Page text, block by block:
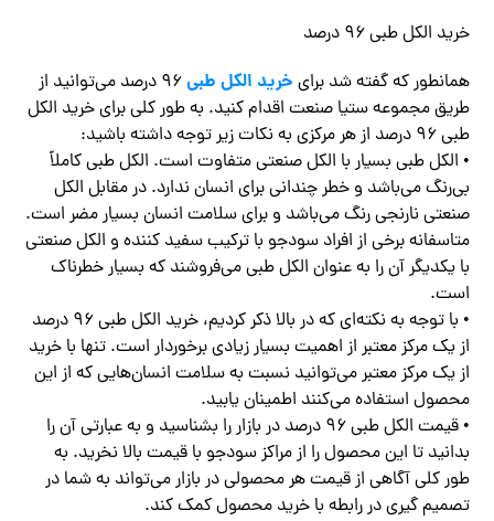
خرید الکل طبی ۹۶ درصد
همانطور که گفته شد برای خرید الکل طبی
۹۶ درصد می‌توانید از
طریق مجموعه ستیا صنعت اقدام کنید. به طور کلی برای خرید الکل
طبی ۹۶ درصد از هر مرکزی به نکات زیر توجه داشته باشید:
• الکل طبی بسیار با الکل صنعتی متفاوت است. الکل طبی کاملاً
بی‌رنگ می‌باشد و خطر چندانی برای انسان ندارد. در مقابل الکل
صنعتی نارنجی رنگ می‌باشد و برای سلامت انسان بسیار مضر است.
متاسفانه برخی از افراد سودجو با ترکیب سفید کننده و الکل صنعتی
با یکدیگر آن را به عنوان الکل طبی می‌فروشند که بسیار خطرناک
است.
• با توجه به نکته‌ای که در بالا ذکر کردیم، خرید الکل طبی ۹۶ درصد
از یک مرکز معتبر از اهمیت بسیار زیادی برخوردار است. تنها با خرید
از یک مرکز معتبر می‌توانید نسبت به سلامت انسان‌هایی که از این
محصول استفاده می‌کنند اطمینان یابید.
• قیمت الکل طبی ۹۶ درصد در بازار را بشناسید و به عبارتی آن را
بدانید تا این محصول را از مراکز سودجو با قیمت بالا نخرید. به
طور کلی آگاهی از قیمت هر محصولی در بازار می‌تواند به شما در
تصمیم گیری در رابطه با خرید محصول کمک کند.